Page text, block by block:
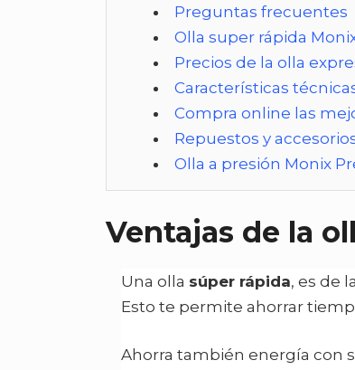
Preguntas frecuentes
Olla super rápida
Precios de la olla
Características
Compra online las
Repuestos y
Olla a presión Monix
Ventajas de la
Una olla súper rápida, es de
Esto te permite ahorrar
Ahorra también energía con